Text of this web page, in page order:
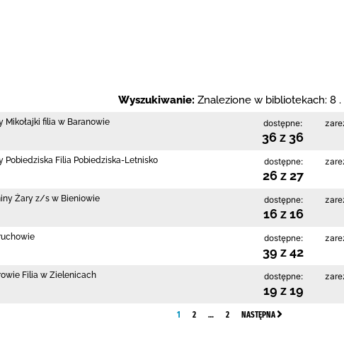
Wyszukiwanie: Znalezione w bibliotekach: 8 .
Mikołajki filia w Baranowie dostępne:
36 z 36
Pobiedziska Filia Pobiedziska-Letnisko dostępne:
26 z 27
Żary z/s w Bieniowie dostępne:
16 z 16
dostępne:
39 z 42
Filia w Zielenicach dostępne:
19 z 19
1 2 … 2 NASTĘPNA